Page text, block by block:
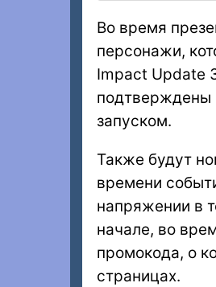
Во время
персонажи,
Impact Update
подтверждены
запуском.
Также будут
времени
напряжении в
начале, во
промокода, о
страницах.